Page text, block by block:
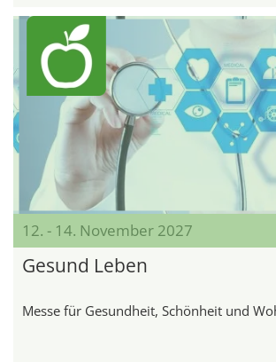
12. - 14. November 2027
Gesund Leben
Messe für Gesundheit, Schönheit und